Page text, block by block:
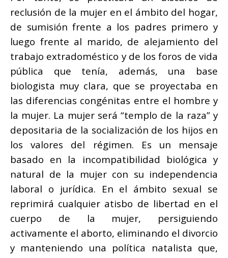
reclusión de la mujer en el ámbito del hogar,
de sumisión frente a los padres primero y
luego frente al marido, de alejamiento del
trabajo extradoméstico y de los foros de vida
pública que tenía, además, una base
biologista muy clara, que se proyectaba en
las diferencias congénitas entre el hombre y
la mujer. La mujer será “templo de la raza” y
depositaria de la socialización de los hijos en
los valores del régimen. Es un mensaje
basado en la incompatibilidad biológica y
natural de la mujer con su independencia
laboral o jurídica. En el ámbito sexual se
reprimirá cualquier atisbo de libertad en el
cuerpo de la mujer, persiguiendo
activamente el aborto, eliminando el divorcio
y manteniendo una política natalista que,